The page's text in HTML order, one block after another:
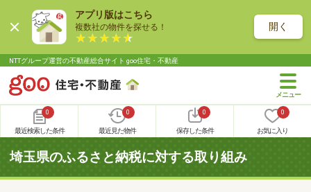
アプリ版はこちら
複数社の物件を探せる！ 開く
NTTグループ運営の不動産総合サイト goo住宅・不動産
0
最近検索した条件
0
最近見た物件
0
保存した条件
0
お気に入り
埼玉県のふるさと納税に対する取り組み